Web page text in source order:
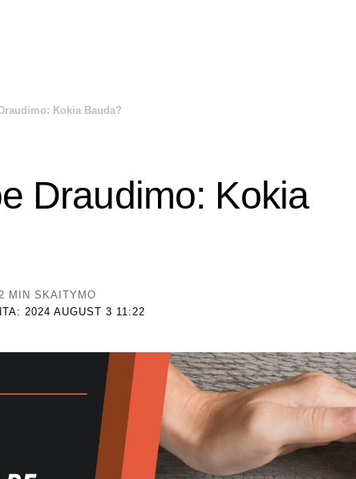
Kokia Bauda?
Draudimo: Kokia
2024 AUGUST 3 11:22
2 MIN SKAITYMO